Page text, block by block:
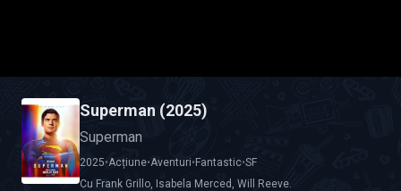
Superman (2025)
Superman
2025•Acțiune•Aventuri• Fantastic•SF
Cu Frank Grillo, Isabela Merced , Will Reeve.